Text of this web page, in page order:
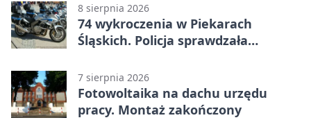
8 sierpnia 2026
74 wykroczenia w Piekarach
Śląskich. Policja sprawdzała
7 sierpnia 2026
Fotowoltaika na dachu urzędu
pracy. Montaż zakończony